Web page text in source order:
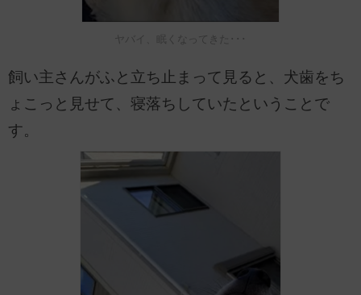
ヤバイ、眠くなってきた･･･
飼い主さんがふと立ち止まって見ると、犬歯をち
ょこっと見せて、寝落ちしていたということで
す。